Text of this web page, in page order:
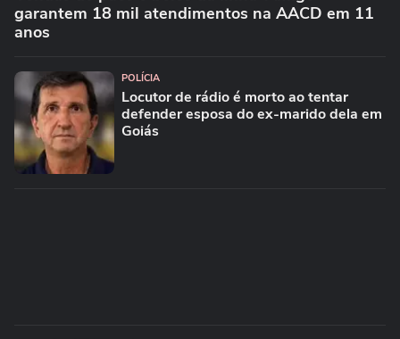
garantem 18 mil atendimentos na AACD em 11
anos
POLÍCIA
Locutor de rádio é morto ao tentar
defender esposa do ex-marido dela em
Goiás